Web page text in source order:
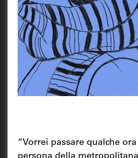
“Vorrei passare qualche